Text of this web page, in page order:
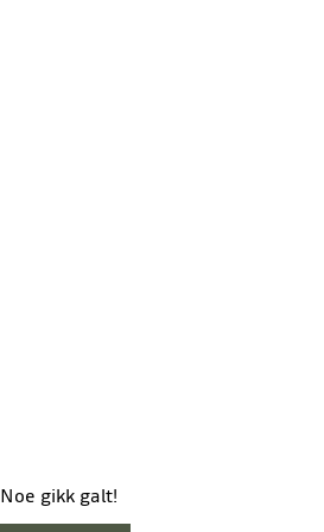
Noe gikk galt!